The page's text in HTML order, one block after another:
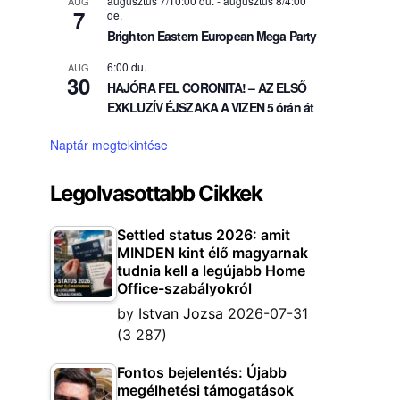
7
de.
Brighton Eastern European Mega Party
AUG
30
6:00 du.
HAJÓRA FEL CORONITA! – AZ ELSŐ
EXKLUZÍV ÉJSZAKA A VIZEN 5 órán át
Naptár megtekintése
Legolvasottabb Cikkek
Settled status 2026: amit
MINDEN kint élő magyarnak
tudnia kell a legújabb Home
Office-szabályokról
by Istvan Jozsa 2026-07-31
(3 287)
Fontos bejelentés: Újabb
megélhetési támogatások